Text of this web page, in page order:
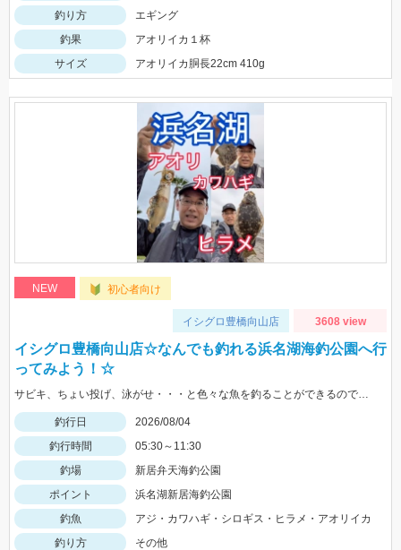
釣り方
エギング
釣果
アオリイカ１杯
サイズ
アオリイカ胴長22cm 410g
NEW 初心者向け
イシグロ豊橋向山店 3608 view
イシグロ豊橋向山店☆なんでも釣れる浜名湖海釣公園へ行
ってみよう！☆
サビキ、ちょい投げ、泳がせ・・・と色々な魚を釣ることができるので仕掛けも何種類か用意していけば楽しむことができますよ！
釣行日
2026/08/04
釣行時間
05:30～11:30
釣場
新居弁天海釣公園
ポイント
浜名湖新居海釣公園
釣魚
アジ・カワハギ・シロギス・ヒラメ・アオリイカ
釣り方
その他